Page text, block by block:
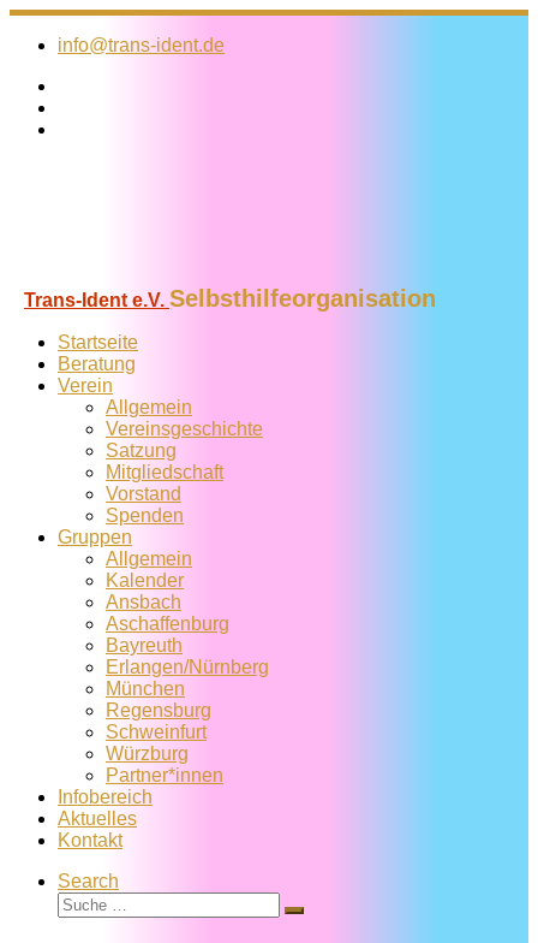
Zum
Inhalt
info@trans-ident.de
Trans-Ident e.V. Selbsthilfeorganisation
Startseite
Beratung
Verein
Allgemein
Vereins­geschichte
Satzung
Mitglied­schaft
Vorstand
Spenden
Gruppen
Allgemein
Kalender
Ansbach
Aschaffenburg
Bayreuth
Erlangen/Nürnberg
München
Regensburg
Schweinfurt
Würzburg
Partner*innen
Infobereich
Aktuelles
Kontakt
Search
Suche
Suche